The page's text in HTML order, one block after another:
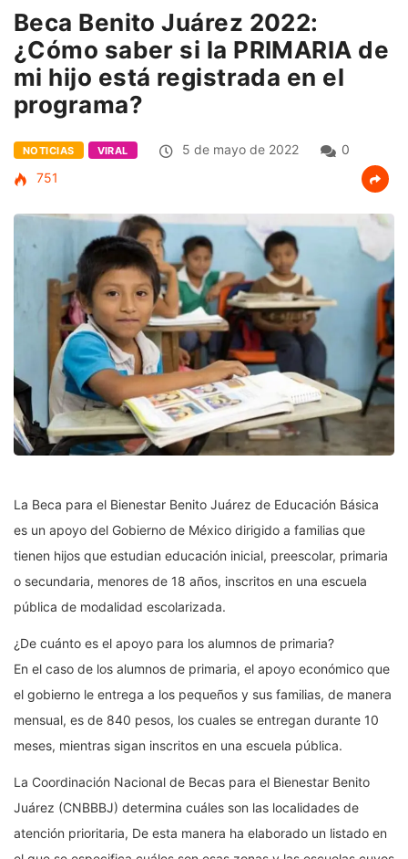
Beca Benito Juárez 2022:
¿Cómo saber si la PRIMARIA de
mi hijo está registrada en el
programa?
NOTICIAS VIRAL 5 de mayo de 2022
0
751
La Beca para el Bienestar Benito Juárez de Educación Básica
es un apoyo del Gobierno de México dirigido a familias que
tienen hijos que estudian educación inicial, preescolar, primaria
o secundaria, menores de 18 años, inscritos en una escuela
pública de modalidad escolarizada.
¿De cuánto es el apoyo para los alumnos de primaria?
En el caso de los alumnos de primaria, el apoyo económico que
el gobierno le entrega a los pequeños y sus familias, de manera
mensual, es de 840 pesos, los cuales se entregan durante 10
meses, mientras sigan inscritos en una escuela pública.
La Coordinación Nacional de Becas para el Bienestar Benito
Juárez (CNBBBJ) determina cuáles son las localidades de
atención prioritaria, De esta manera ha elaborado un listado en